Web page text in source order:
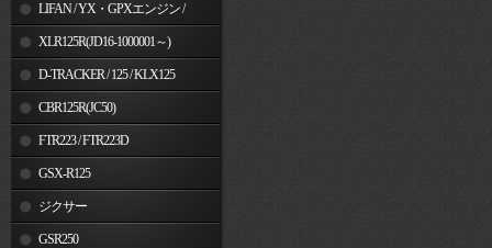
LIFAN / YX・GPXエンジン /
JinchengXLR125R(JD16-1000001～)
D-TRACKER / 125 / KLX125
CBR125R(JC50)
FTR223 / FTR223D
GSX-R125
ジクサー
GSR250